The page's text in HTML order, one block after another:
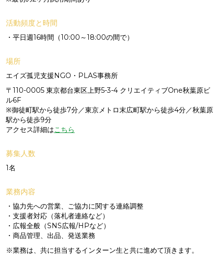
活動頻度と時間
・平日週16時間（10:00～18:00の間で）
場所
エイズ孤児支援NGO・PLAS事務所
〒110-0005 東京都台東区上野5-3-4 クリエイティブOne秋葉原ビ
ル6F
※御徒町駅から徒歩7分／東京メトロ末広町駅から徒歩4分／秋葉原
駅から徒歩9分
アクセス詳細はこちら
募集人数
1名
業務内容
・協力先への営業、ご協力に関する連絡調整
・支援者対応（落札者連絡など）
・広報全般（SNS広報/HPなど）
・商品管理、出品、発送業務
※業務は、共に担当するインターン生と共に進めて頂きます。